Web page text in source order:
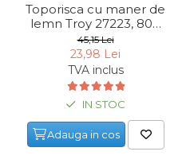
Toporisca cu maner de
lemn Troy 27223, 800
gr
45,15 Lei
23,98 Lei
TVA inclus
IN STOC
Adauga in cos